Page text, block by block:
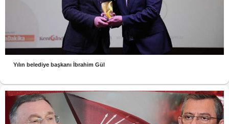
Yılın belediye başkanı İbrahim Gül